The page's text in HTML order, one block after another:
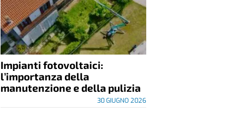
Impianti fotovoltaici:
l’importanza della
manutenzione e della pulizia
30 GIUGNO 2026